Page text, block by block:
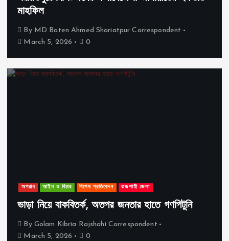
মাহফিল
By MD Baten Ahmed Shariatpur Correspondent
March 5, 2026
0
অপরাধ আইন ও বিচার বিশেষ প্রতিবেদন রাজশাহী জেলা
ভাড়া নিয়ে বাকবিতর্ক, অতপর জনতার হাতে গণপিটুনি
By Golam Kibria Rajshahi Correspondent
March 5, 2026
0